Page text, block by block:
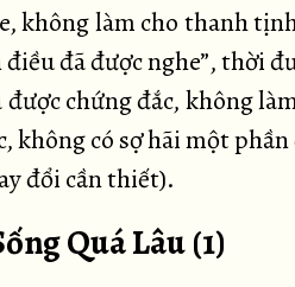
không làm cho thanh
đã được nghe”, thời
được chứng đắc, không
không có sợ hãi một
đổi cần thiết).
Quá Lâu (1)